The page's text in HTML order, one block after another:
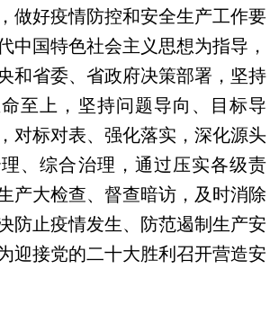
好疫情防控和安全生产工作要
中国特色社会主义思想为指导，
和省委、省政府决策部署，坚持
至上，坚持问题导向、目标导
对标对表、强化落实，深化源头
、综合治理，通过压实各级责
产大检查、督查暗访，及时消除
防止疫情发生、防范遏制生产安
迎接党的二十大胜利召开营造安